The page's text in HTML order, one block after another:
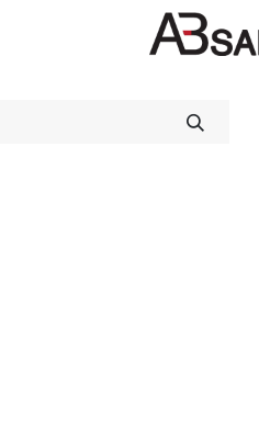
Winkel CE